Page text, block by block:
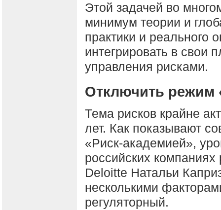
Этой задачей во
минимум теории и
практики и реального
интегрировать в свои
управления рисками.
Отключить режим
Тема рисков крайне
лет. Как показывают
«Риск-академией»,
российских компаниях
Deloitte Натальи
несколькими
регуляторный.